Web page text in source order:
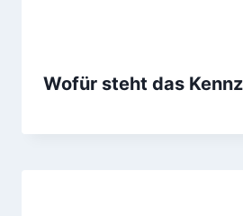
Wofür steht das